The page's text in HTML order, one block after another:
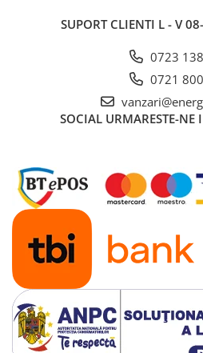
Aplica dulie
Corpuri solare decorative
Stalpi de iluminat
Stalpi retele electrice
Scule de mana si unelte
Sisteme de incalzire
Automatizari
Montaj
Lichidare de stoc B2B
SUPORT CLIENTI L - V
0723
0721
SOCIAL URMARESTE-